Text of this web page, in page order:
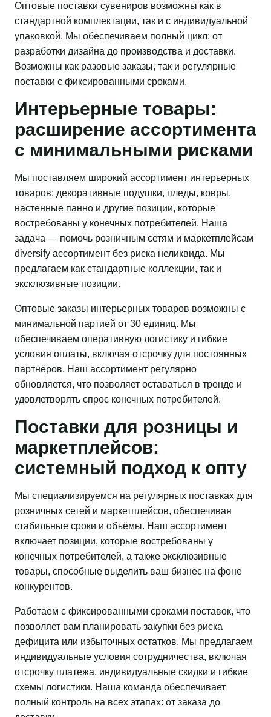
Оптовые поставки сувениров возможны как в
стандартной комплектации, так и с индивидуальной
упаковкой. Мы обеспечиваем полный цикл: от
разработки дизайна до производства и доставки.
Возможны как разовые заказы, так и регулярные
поставки с фиксированными сроками.
Интерьерные товары:
расширение ассортимента
с минимальными рисками
Мы поставляем широкий ассортимент интерьерных
товаров: декоративные подушки, пледы, ковры,
настенные панно и другие позиции, которые
востребованы у конечных потребителей. Наша
задача — помочь розничным сетям и маркетплейсам
diversify ассортимент без риска неликвида. Мы
предлагаем как стандартные коллекции, так и
эксклюзивные позиции.
Оптовые заказы интерьерных товаров возможны с
минимальной партией от 30 единиц. Мы
обеспечиваем оперативную логистику и гибкие
условия оплаты, включая отсрочку для постоянных
партнёров. Наш ассортимент регулярно
обновляется, что позволяет оставаться в тренде и
удовлетворять спрос конечных потребителей.
Поставки для розницы и
маркетплейсов:
системный подход к опту
Мы специализируемся на регулярных поставках для
розничных сетей и маркетплейсов, обеспечивая
стабильные сроки и объёмы. Наш ассортимент
включает позиции, которые востребованы у
конечных потребителей, а также эксклюзивные
товары, способные выделить ваш бизнес на фоне
конкурентов.
Работаем с фиксированными сроками поставок, что
позволяет вам планировать закупки без риска
дефицита или избыточных остатков. Мы предлагаем
индивидуальные условия сотрудничества, включая
отсрочку платежа, индивидуальные скидки и гибкие
схемы логистики. Наша команда обеспечивает
полный контроль на всех этапах: от заказа до